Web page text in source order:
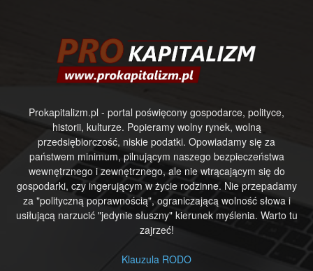
Prokapitalizm.pl - portal poświęcony gospodarce, polityce,
historii, kulturze. Popieramy wolny rynek, wolną
przedsiębiorczość, niskie podatki. Opowiadamy się za
państwem minimum, pilnującym naszego bezpieczeństwa
wewnętrznego i zewnętrznego, ale nie wtrącającym się do
gospodarki, czy ingerującym w życie rodzinne. Nie przepadamy
za "polityczną poprawnością", ograniczającą wolność słowa i
usiłującą narzucić "jedynie słuszny" kierunek myślenia. Warto tu
zajrzeć!
Klauzula RODO